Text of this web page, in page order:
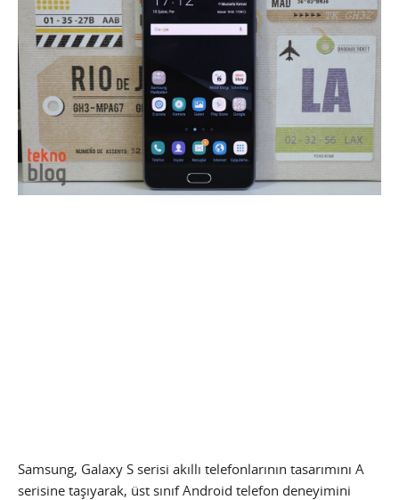
Samsung, Galaxy S serisi akıllı telefonlarının tasarımını A
serisine taşıyarak, üst sınıf Android telefon deneyimini